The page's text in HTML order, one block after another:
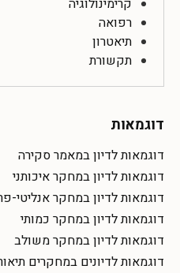
קרימינולוגיה
רפואה
תיאטרון
תקשורת
דוגמאות
דוגמאות לדיון במאמר סקירה
דוגמאות לדיון במחקר איכותני
דוגמאות לדיון במחקר אנליטי-
דוגמאות לדיון במחקר כמותי
דוגמאות לדיון במחקר משולב
דוגמאות לדיונים במחקרים